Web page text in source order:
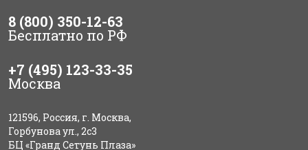
8 (800) 350-12-63
Бесплатно по РФ
+7 (495) 123-33-35
Москва
121596, Россия, г. Москва,
Горбунова ул., 2с3
БЦ «Гранд Сетунь Плаза»